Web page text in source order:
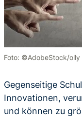
Foto: ©AdobeStock/olly
Gegenseitige
Innovationen,
und können zu